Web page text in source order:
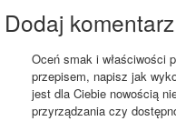
Dodaj
Oceń smak i właściwości
przepisem, napisz jak
jest dla Ciebie nowością
przyrządzania czy